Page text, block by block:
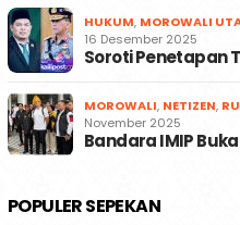
HUKUM, MOROWALI
16 Desember 2025
Soroti Penetapan
MOROWALI, NETIZEN,
November 2025
Bandara IMIP
POPULER SEPEKAN